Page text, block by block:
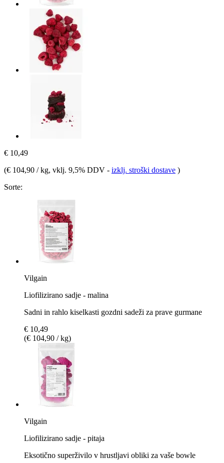
€ 10,49
(€ 104,90 / kg, vklj. 9,5% DDV - izklj. stroški dostave )
Sorte:
Vilgain
Liofilizirano sadje - malina
Sadni in rahlo kiselkasti gozdni sadeži za prave gurmane
€ 10,49
(€ 104,90 / kg)
Vilgain
Liofilizirano sadje - pitaja
Eksotično superživilo v hrustljavi obliki za vaše bowle